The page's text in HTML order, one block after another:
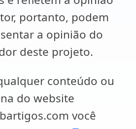
portanto, podem
a opinião do
deste projeto.
conteúdo ou
do website
você